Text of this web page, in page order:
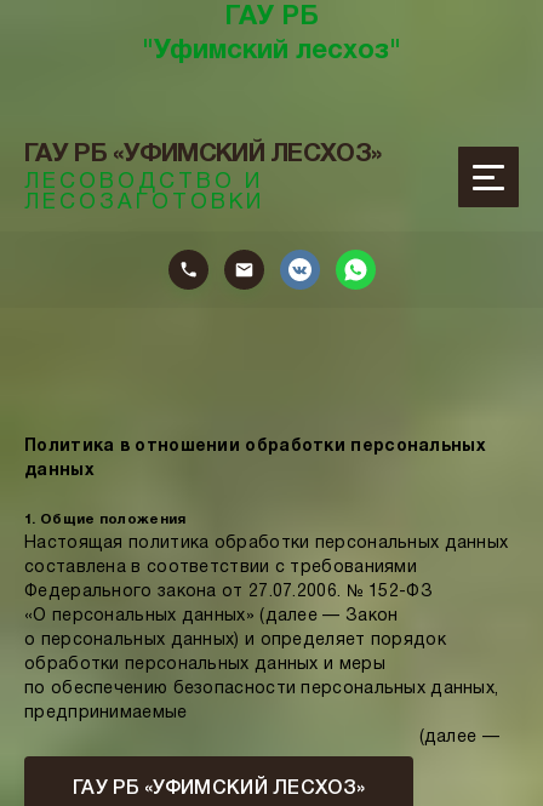
ГАУ РБ
"Уфимский лесхоз"
ГАУ РБ «УФИМСКИЙ ЛЕСХОЗ»
ЛЕСОВОДСТВО И
ЛЕСОЗАГОТОВКИ
Политика в отношении обработки персональных
данных
1. Общие положения
Настоящая политика обработки персональных данных
составлена в соответствии с требованиями
Федерального закона от 27.07.2006. № 152-ФЗ
«О персональных данных» (далее — Закон
о персональных данных) и определяет порядок
обработки персональных данных и меры
по обеспечению безопасности персональных данных,
предпринимаемые
ГАУ РБ «УФИМСКИЙ ЛЕСХОЗ»
(далее —